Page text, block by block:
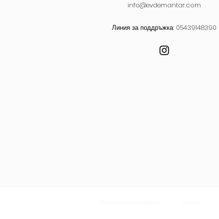
info@evdemantar.com
Линия за поддръжка: 05439148390